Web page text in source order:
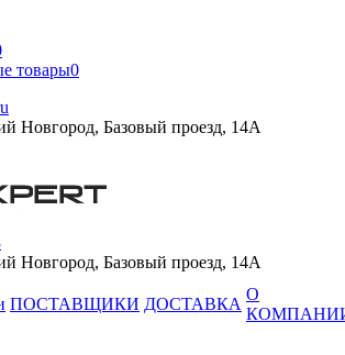
товары0
Новгород, Базовый проезд, 14А
Новгород, Базовый проезд, 14А
ПОСТАВЩИКИ ДОСТАВКА
О